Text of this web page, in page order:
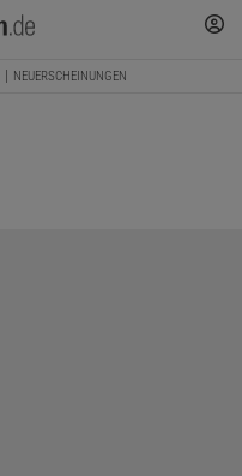
NEUERSCHEINUNGEN